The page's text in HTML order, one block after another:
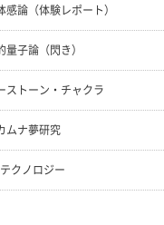
感論（体験レポート）
量子論（閃き）
ストーン・チャクラ
ムナ夢研究
クノロジー